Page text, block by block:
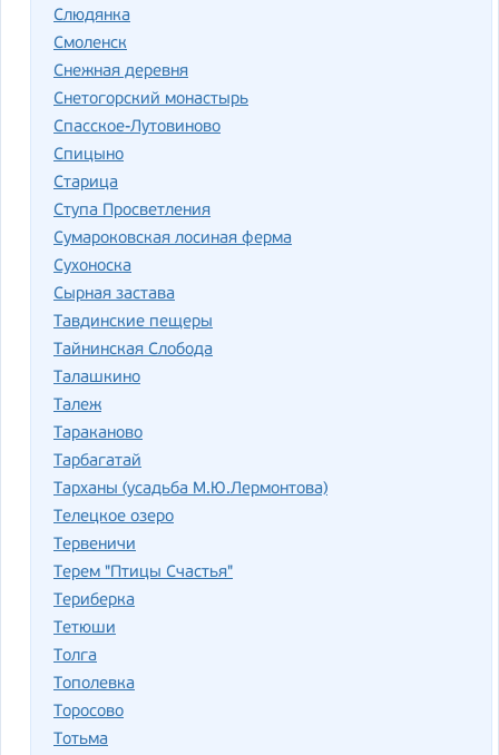
Слюдянка
Смоленск
Снежная деревня
Снетогорский монастырь
Спасское-Лутовиново
Спицыно
Старица
Ступа Просветления
Сумароковская лосиная ферма
Сухоноска
Сырная застава
Тавдинские пещеры
Тайнинская Слобода
Талашкино
Талеж
Тараканово
Тарбагатай
Тарханы (усадьба М.Ю.Лермонтова)
Телецкое озеро
Тервеничи
Терем "Птицы Счастья"
Териберка
Тетюши
Толга
Тополевка
Торосово
Тотьма